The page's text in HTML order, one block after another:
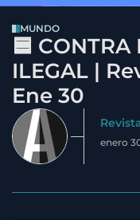
MUNDO
🟦 CONTRA
ILEGAL |
Ene 30
enero